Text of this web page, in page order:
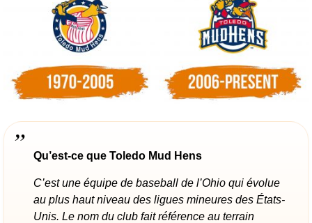
Qu’est-ce que Toledo Mud Hens
C’est une équipe de baseball de l’Ohio qui évolue
au plus haut niveau des ligues mineures des États-
Unis. Le nom du club fait référence au terrain